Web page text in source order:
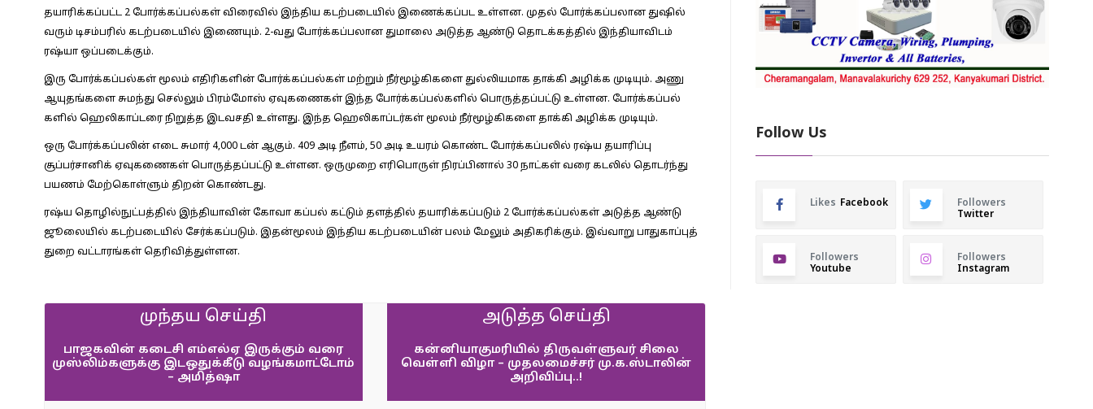
தயாரிக்கப்பட்ட 2 போர்க்கப்பல்கள் விரைவில் இந்திய கடற்படையில் இணைக்கப்பட உள்ளன. முதல் போர்க்கப்பலான துஷில்
வரும் டிசம்பரில் கடற்படையில் இணையும். 2-வது போர்க்கப்பலான துமாலை அடுத்த ஆண்டு தொடக்கத்தில் இந்தியாவிடம்
ரஷ்யா ஒப்படைக்கும்.
இரு போர்க்கப்பல்கள் மூலம் எதிரிகளின் போர்க்கப்பல்கள் மற்றும் நீர்மூழ்கிகளை துல்லியமாக தாக்கி அழிக்க முடியும். அணு
ஆயுதங்களை சுமந்து செல்லும் பிரம்மோஸ் ஏவுகணைகள் இந்த போர்க்கப்பல்களில் பொருத்தப்பட்டு உள்ளன. போர்க்கப்பல்
களில் ஹெலிகாப்டரை நிறுத்த இடவசதி உள்ளது. இந்த ஹெலிகாப்டர்கள் மூலம் நீர்மூழ்கிகளை தாக்கி அழிக்க முடியும்.
ஒரு போர்க்கப்பலின் எடை சுமார் 4,000 டன் ஆகும். 409 அடி நீளம், 50 அடி உயரம் கொண்ட போர்க்கப்பலில் ரஷ்ய தயாரிப்பு
சூப்பர்சானிக் ஏவுகணைகள் பொருத்தப்பட்டு உள்ளன. ஒருமுறை எரிபொருள் நிரப்பினால் 30 நாட்கள் வரை கடலில் தொடர்ந்து
பயணம் மேற்கொள்ளும் திறன் கொண்டது.
ரஷ்ய தொழில்நுட்பத்தில் இந்தியாவின் கோவா கப்பல் கட்டும் தளத்தில் தயாரிக்கப்படும் 2 போர்க்கப்பல்கள் அடுத்த ஆண்டு
ஜூலையில் கடற்படையில் சேர்க்கப்படும். இதன்மூலம் இந்திய கடற்படையின் பலம் மேலும் அதிகரிக்கும். இவ்வாறு பாதுகாப்புத்
துறை வட்டாரங்கள் தெரிவித்துள்ளன.
முந்தய செய்தி
பாஜகவின் கடைசி எம்எல்ஏ இருக்கும் வரை
முஸ்லிம்களுக்கு இடஒதுக்கீடு வழங்கமாட்டோம்
– அமித்ஷா
அடுத்த செய்தி
கன்னியாகுமரியில் திருவள்ளுவர் சிலை
வெள்ளி விழா – முதலமைச்சர் மு.க.ஸ்டாலின்
அறிவிப்பு..!
Follow Us
Likes Facebook
Followers
Twitter
Followers
Youtube
Followers
Instagram